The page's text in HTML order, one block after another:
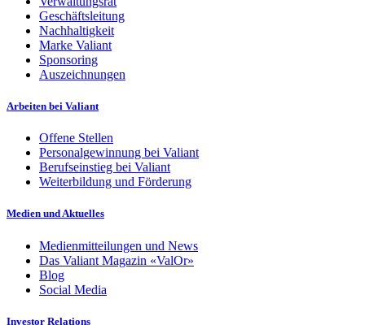
Geschäftsleitung
Nachhaltigkeit
Marke Valiant
Sponsoring
Auszeichnungen
Arbeiten bei Valiant
Offene Stellen
Personalgewinnung bei Valiant
Berufseinstieg bei Valiant
Weiterbildung und Förderung
Medien und Aktuelles
Medienmitteilungen und News
Das Valiant Magazin «ValOr»
Blog
Social Media
Investor Relations